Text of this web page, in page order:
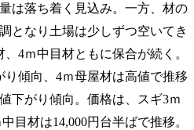
は落ち着く見込み。一方、材の
となり土場は少しずつ空いてき
4ｍ中目材ともに保合が続く。
り傾向、4ｍ母屋材は高値で推移
下がり傾向。価格は、スギ3ｍ
目材は14,000円台半ばで推移。